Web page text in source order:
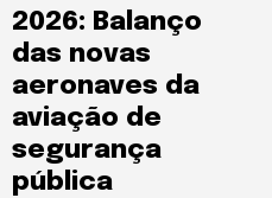
2026: Balanço
das novas
aeronaves da
aviação de
segurança
pública